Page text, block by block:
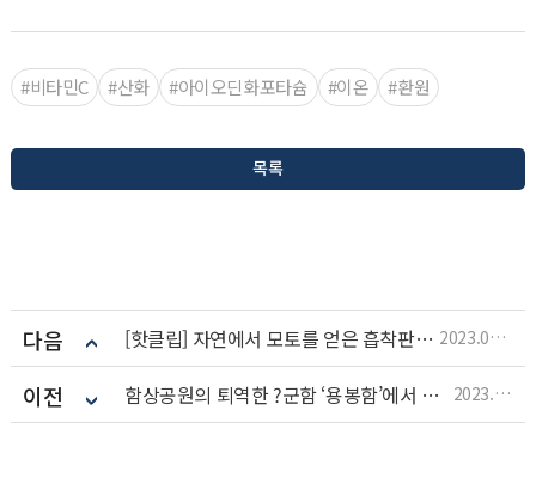
#비타민C #산화 #아이오딘화포타슘 #이온 #환원
목록
다음 [핫클립] 자연에서 모토를 얻은 흡착판과 벨크 2023.07.18
이전 함상공원의 퇴역한 ?군함 ‘용봉함’에서 알아본 해군들의 일 2023.07.18